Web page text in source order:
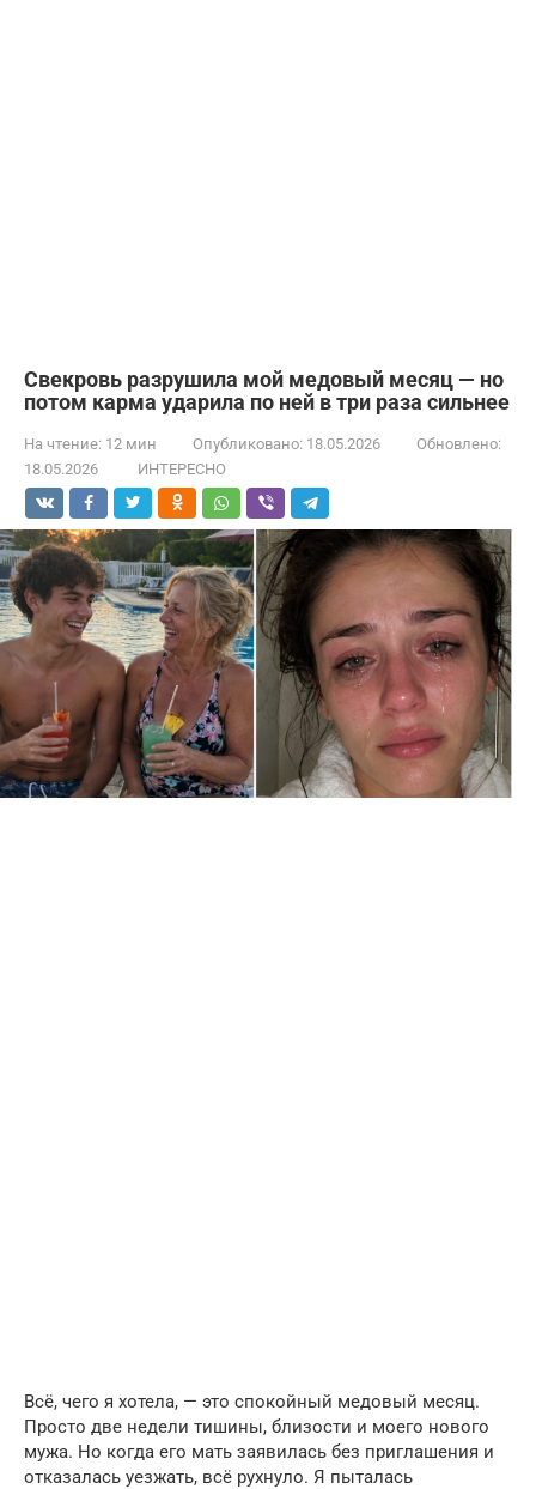
Свекровь разрушила мой медовый месяц — но
потом карма ударила по ней в три раза сильнее
На чтение: 12 мин Опубликовано: 18.05.2026
Обновлено:
18.05.2026
ИНТЕРЕСНО
Всё, чего я хотела, — это спокойный медовый месяц.
Просто две недели тишины, близости и моего нового
мужа. Но когда его мать заявилась без приглашения и
отказалась уезжать, всё рухнуло. Я пыталась